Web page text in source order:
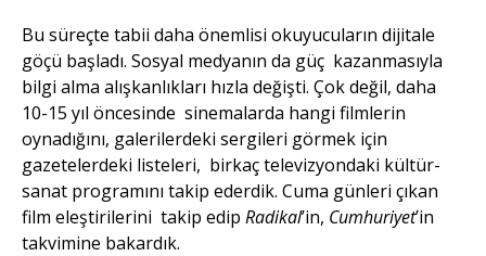
Bu süreçte tabii daha önemlisi okuyucuların dijitale
göçü başladı. Sosyal medyanın da güç kazanmasıyla
bilgi alma alışkanlıkları hızla değişti. Çok değil, daha
10-15 yıl öncesinde sinemalarda hangi filmlerin
oynadığını, galerilerdeki sergileri görmek için
gazetelerdeki listeleri, birkaç televizyondaki kültür-
sanat programını takip ederdik. Cuma günleri çıkan
film eleştirilerini takip edip Radikal’in, Cumhuriyet’in
takvimine bakardık.